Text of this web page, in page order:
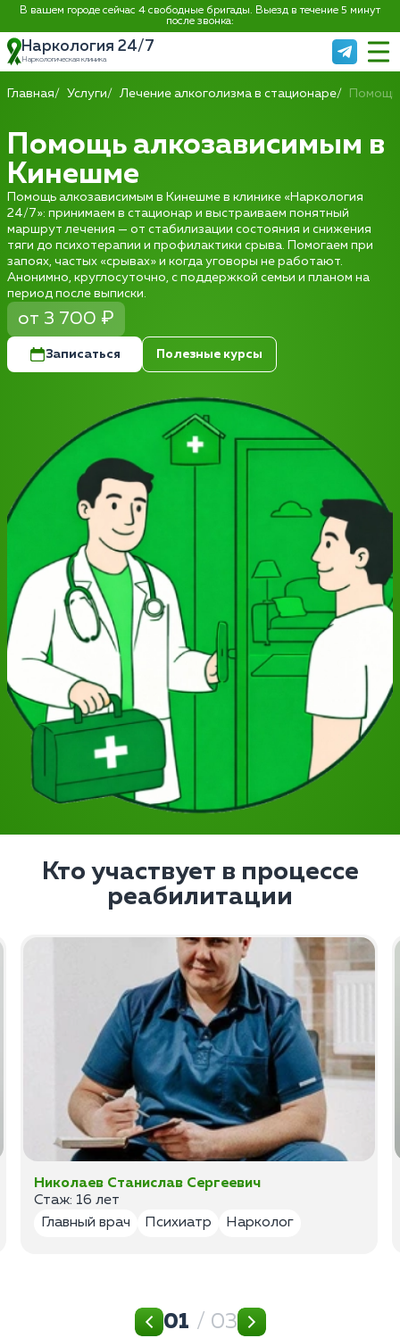
В вашем городе сейчас 4 свободные бригады. Выезд в течение 5 минут
после звонка:
Наркология 24/7
Наркологическая клиника
Главная Услуги Лечение алкоголизма в стационаре
Помощь алкозависимым в
Кинешме
Помощь алкозависимым в Кинешме в клинике «Наркология
24/7»: принимаем в стационар и выстраиваем понятный
маршрут лечения — от стабилизации состояния и снижения
тяги до психотерапии и профилактики срыва. Помогаем при
запоях, частых «срывах» и когда уговоры не работают.
Анонимно, круглосуточно, с поддержкой семьи и планом на
период после выписки.
от 3 700 ₽
Записаться Полезные курсы
Кто участвует в процессе
реабилитации
Николаев Станислав Сергеевич
Стаж: 16 лет
Главный врач
Психиатр Нарколог
01 / 03